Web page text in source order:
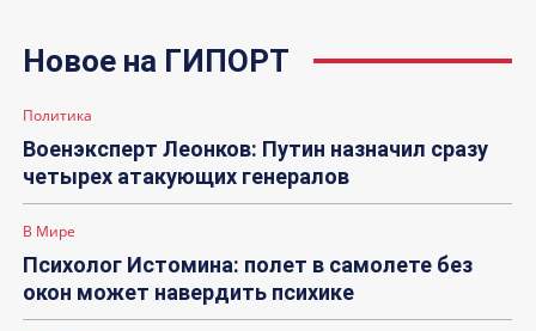
Новое на ГИПОРТ
Политика
Военэксперт Леонков: Путин назначил сразу
четырех атакующих генералов
В Мире
Психолог Истомина: полет в самолете без
окон может навердить психике